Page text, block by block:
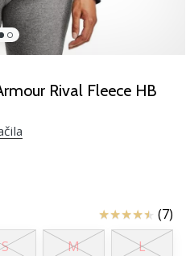
Rival Fleece HB
Ocena izdelka
(7)
S M L